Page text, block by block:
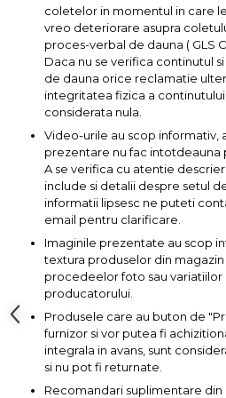
Capre & Suporti Auto
Pat Mobil Auto
Cric Hidraulic
Set / trusa chei tubulare
Chei Tubulare
Multimetru Digital
Bara Tractare Auto
(combustibil)
Presa Hidraulica Tinichigerie
& Suruburi
Extractor Rulmenti
coletelor in momentul in care
vreo deteriorare asupra
proces-verbal de dauna ( GLS
Daca nu se verifica continutul
de dauna orice reclamatie
integritatea fizica a
considerata nula.
Video-urile au scop informativ,
prezentare nu fac intotdeauna
A se verifica cu atentie
include si detalii despre setul
informatii lipsesc ne puteti
email pentru clarificare.
Imaginile prezentate au scop
textura produselor din
procedeelor foto sau variatiilor
producatorului.
Produsele care au buton de
furnizor si vor putea fi
integrala in avans, sunt
si nu pot fi returnate.
Recomandari suplimentare